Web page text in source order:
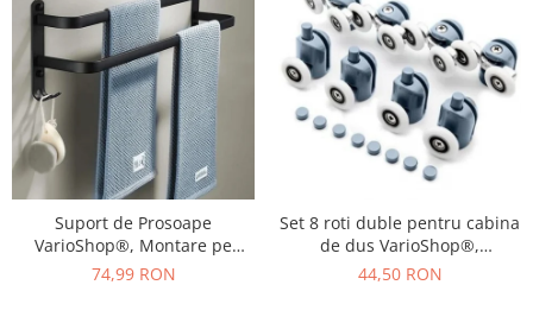
Umerase pentru haine si suporturi
Curatenie, Organizare si
Depozitare
Decoratiuni si petreceri
Accesorii decorative
Ceasuri decorative
Crăciun 2025
Suport de Prosoape
VarioShop®, Montare pe
Perete, Level 2.0, Accesorii
74,99 RON
Set 8 roti duble pentru cabina
de dus VarioShop®,
universale, rulmenti tip easy
44,50 RON